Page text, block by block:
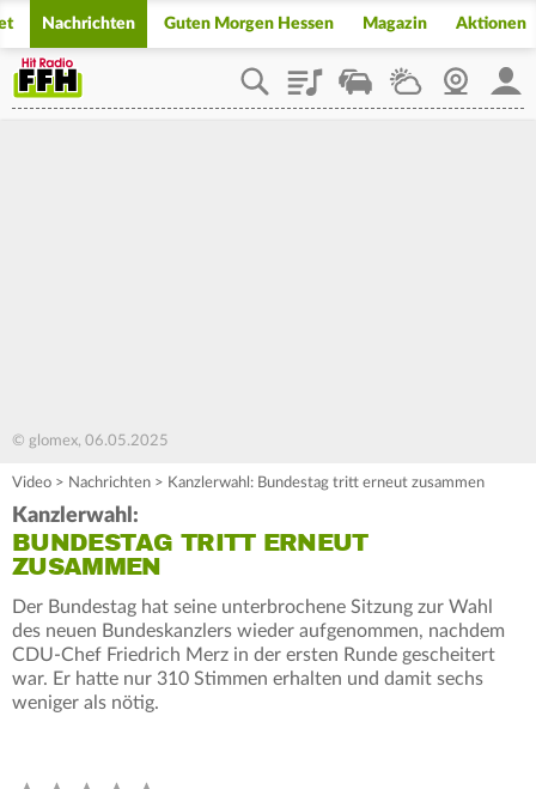
Nachrichten Guten Morgen Hessen Magazin Aktionen
PlaylistStaupilotWetterWebcam
© glomex, 06.05.2025
Video > Nachrichten > Kanzlerwahl: Bundestag tritt erneut zusammen
Kanzlerwahl:
BUNDESTAG TRITT ERNEUT
ZUSAMMEN
Der Bundestag hat seine unterbrochene Sitzung zur Wahl
des neuen Bundeskanzlers wieder aufgenommen, nachdem
CDU-Chef Friedrich Merz in der ersten Runde gescheitert
war. Er hatte nur 310 Stimmen erhalten und damit sechs
weniger als nötig.